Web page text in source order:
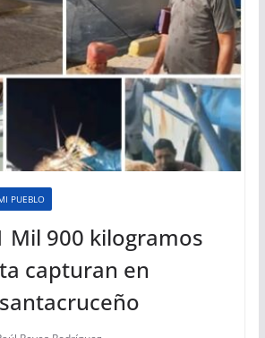
PUEBLO
Mil 900 kilogramos
capturan en